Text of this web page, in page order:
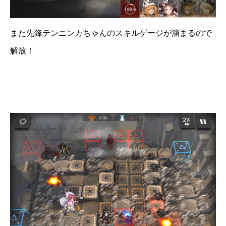
また先鋒テンニンカちゃんのスキルゲージが溜まるので
解放！